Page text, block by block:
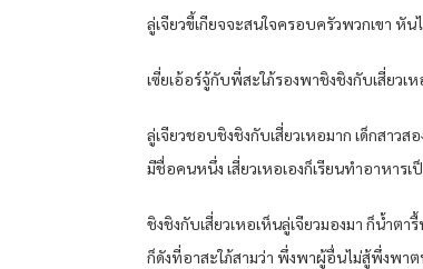
ลู่เจียวขี้เกียจจะสนใจครอบครัวพวกเขา หั
เซี่ยเอ้อร์จู้กับพี่สะใภ้รองพาชิงชิงกับเสี่ยวเ
ลู่เจียวชอบชิงชิงกับเสี่ยวเหอมาก เด็กสาว
มีชื่อคนหนึ่ง เสี่ยวเหอเองก็เรียนทำอาหา
ชิงชิงกับเสี่ยวเหอเห็นลู่เจียวมองมา ก็น้ำต
ก็ดังที่อาสะใภ้สามว่า พึ่งพาผู้อื่นไม่สู้พึ่งพา